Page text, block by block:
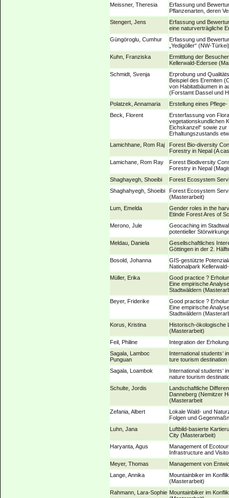
Meissner, Theresia
Erfassung und
Pflanzenarten, deren
Stengert, Jens
Erfassung und
eine naturverträgliche
Güngöroglu, Cumhur
Erfassung und
„Yedigöller“ (NW-
Kuhn, Franziska
Ermittlung der
Kellerwald-Edersee
Schmidt, Svenja
Erprobung und
Beispiel des Eremiten
von Habitatbäumen in
(Forstamt Dassel und
Polatzek, Annamaria
Erstellung eines
Beck, Florent
Ersterfassung von
vegetationskundlichen
Eichskanzel“ sowie
Erhaltungszustands
Lamichhane, Rom Raj
Forest Bio-diversity
Forestry in Nepal (A
Lamichane, Rom Ray
Forest Biodiversity
Forestry in Nepal
Shaghayegh, Shoeibi
Forest Ecosystem
Shaghahyegh, Shoeibi
Forest Ecosystem
(Masterarbeit)
Lum, Emelda
Gender roles in the
Etinde Forest Ares of
Merono, Jule
Geocaching im
potentieller
Meldau, Daniela
Gesellschaftliches
Göttingen in der 2.
Bosold, Johanna
GIS-gestützte
Nationalpark
Müller, Erika
Good practice ?
Eine empirische
Stadtwäldern
Beyer, Friderike
Good practice ?
Eine empirische
Stadtwäldern
Korus, Kristina
Historisch-ökologische
(Masterarbeit)
Feil, Philine
Integration der
Sagala, Lamboc
Punguan
International students‘
ture tourism
Sagala, Loambok
International students‘
nature tourism
Schulte, Jordis
Landschaftliche
Danneberg (Nemitzer
(Masterarbeit
Zefania, Albert
Lokale Wald- und
Folgen und
Luhn, Jana
Luftbild-basierte
City (Masterarbeit)
Haryanta, Agus
Management of
Infrastructure and
Meyer, Thomas
Management von
Lange, Annika
Mountainbiker im
(Masterarbeit)
Rahmann, Lara-Sophie Mountainbiker im